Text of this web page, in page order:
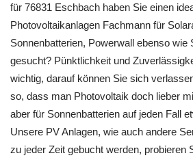
für 76831 Eschbach haben Sie einen
Photovoltaikanlagen Fachmann für
Sonnenbatterien, Powerwall ebenso wie
gesucht? Pünktlichkeit und
wichtig, darauf können Sie sich
so, dass man Photovoltaik doch lieber
aber für Sonnenbatterien auf jeden Fall
Unsere PV Anlagen, wie auch andere
zu jeder Zeit gebucht werden, probieren